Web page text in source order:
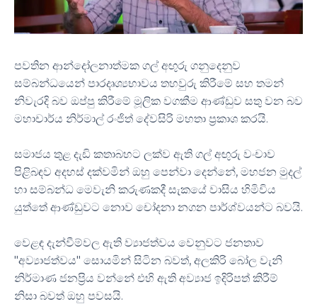
පවතින ආන්දෝලනාත්මක ගල් අඟුරු ගනුදෙනුව
සම්බන්ධයෙන් පාරදෘශ්‍යභාවය තහවුරු කිරීමේ සහ තමන්
නිවැරදි බව ඔප්පු කිරීමේ මූලික වගකීම ආණ්ඩුව සතු වන බව
මහාචාර්ය නිර්මාල් රංජිත් දේවසිරි මහතා ප්‍රකාශ කරයි.
සමාජය තුළ දැඩි කතාබහට ලක්ව ඇති ගල් අඟුරු වංචාව
පිළිබඳව අදහස් දක්වමින් ඔහු පෙන්වා දෙන්නේ, මහජන මුදල්
හා සම්බන්ධ මෙවැනි කරුණකදී සැකයේ වාසිය හිමිවිය
යුත්තේ ආණ්ඩුවට නොව චෝදනා නගන පාර්ශ්වයන්ට බවයි.
වෙළඳ දැන්වීම්වල ඇති ව්‍යාජත්වය වෙනුවට ජනතාව
"අව්‍යාජත්වය" සොයමින් සිටින බවත්, අලකිරි බෝල වැනි
නිර්මාණ ජනප්‍රිය වන්නේ එහි ඇති අව්‍යාජ ඉදිරිපත් කිරීම්
නිසා බවත් ඔහු පවසයි.